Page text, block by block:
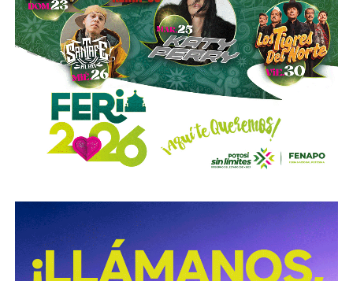
El político potosino sostuvo que su principal motivación
durante su trayectoria fue el servicio a los demás, al que
definió como su “objetivo de vida”.
Su salida representa el cierre de una etapa de más de tres
décadas vinculada a Acción Nacional y de más de dos
décadas dentro del servicio público.
agradecimiento a quienes formaron parte de ese recorrido
y dejó claro que su decisión no está acompañada de una
ruptura pública con el partido ni de señalamientos contra
sus integrantes.